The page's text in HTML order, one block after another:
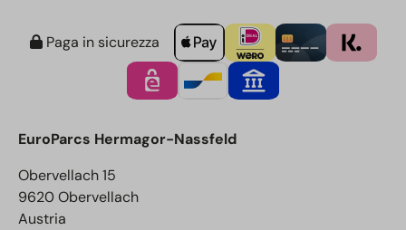
Paga in sicurezza
EuroParcs Hermagor-Nassfeld
Obervellach 15
9620 Obervellach
Austria